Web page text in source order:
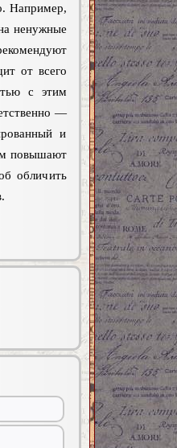
Например,
ненужные
от всего
с этим
—
и
повышают
обличить